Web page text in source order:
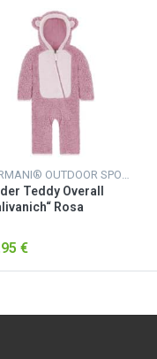
NORMANI® OUTDOOR SPORTS
Teddy Overall
Rosa
€